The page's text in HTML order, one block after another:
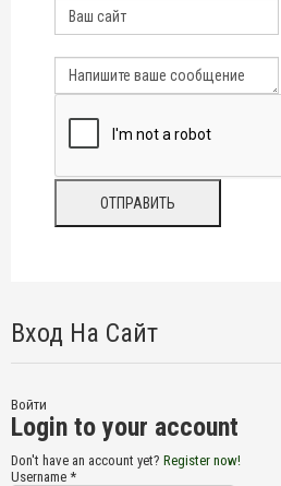
Вход На Сайт
Войти
Login to your account
Don't have an account yet? Register now!
Username *